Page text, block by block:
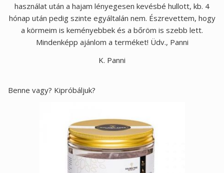
használat után a hajam lényegesen kevésbé hullott, kb. 4
hónap után pedig szinte egyáltalán nem. Észrevettem, hogy
a körmeim is keményebbek és a bőröm is szebb lett.
Mindenképp ajánlom a terméket! Üdv., Panni
K. Panni
Benne vagy? Kipróbáljuk?